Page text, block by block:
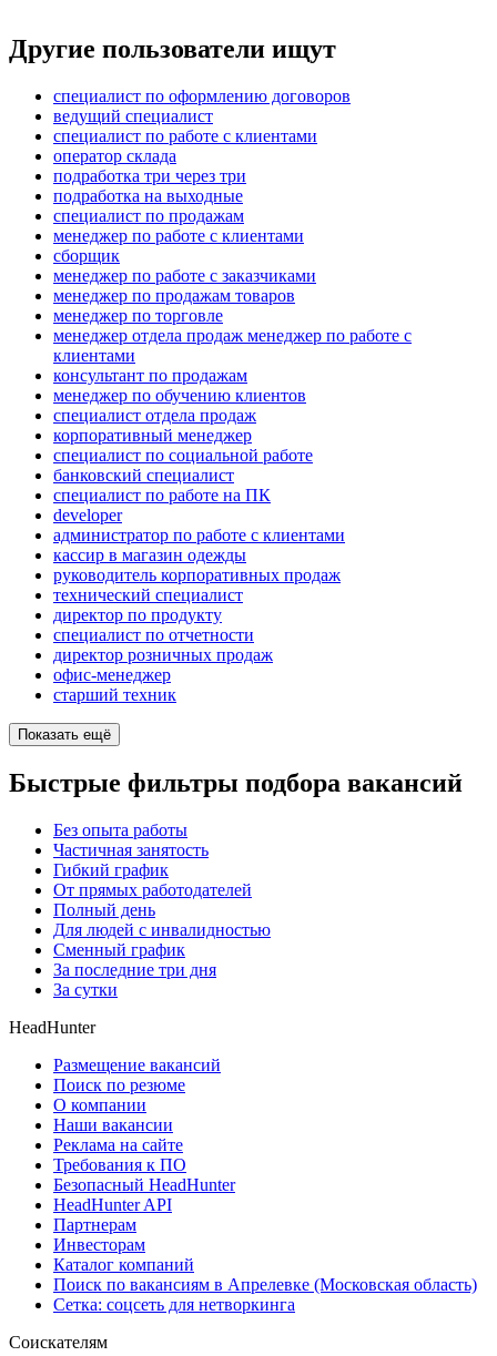
Другие пользователи ищут
специалист по оформлению договоров
ведущий специалист
специалист по работе с клиентами
оператор склада
подработка три через три
подработка на выходные
специалист по продажам
менеджер по работе с клиентами
сборщик
менеджер по работе с заказчиками
менеджер по продажам товаров
менеджер по торговле
менеджер отдела продаж менеджер по работе с
клиентами
консультант по продажам
менеджер по обучению клиентов
специалист отдела продаж
корпоративный менеджер
специалист по социальной работе
банковский специалист
специалист по работе на ПК
developer
администратор по работе с клиентами
кассир в магазин одежды
руководитель корпоративных продаж
технический специалист
директор по продукту
специалист по отчетности
директор розничных продаж
офис-менеджер
старший техник
Показать ещё
Быстрые фильтры подбора вакансий
Без опыта работы
Частичная занятость
Гибкий график
От прямых работодателей
Полный день
Для людей с инвалидностью
Сменный график
За последние три дня
За сутки
HeadHunter
Размещение вакансий
Поиск по резюме
О компании
Наши вакансии
Реклама на сайте
Требования к ПО
Безопасный HeadHunter
HeadHunter API
Партнерам
Инвесторам
Каталог компаний
Поиск по вакансиям в Апрелевке (Московская область)
Сетка: соцсеть для нетворкинга
Соискателям